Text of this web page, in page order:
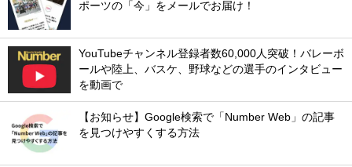
ポーツの「今」をメールでお届け！
YouTubeチャンネル登録者数60,000人突破！バレーボ
ールや陸上、バスケ、野球などの選手のインタビュー
を動画で
【お知らせ】Google検索で「Number Web」の記事
を見つけやすくする方法